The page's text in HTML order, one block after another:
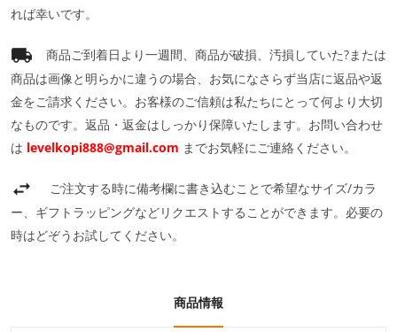
れば幸いです。
商品ご到着日より一週間、商品が破損、汚損していた?または
商品は画像と明らかに違うの場合、お気になさらず当店に返品や返
金をご請求ください。お客様のご信頼は私たちにとって何より大切
なものです。返品・返金はしっかり保障いたします。お問い合わせ
は levelkopi888@gmail.com までお気軽にご連絡ください。
ご注文する時に備考欄に書き込むことで希望なサイズ/カラ
ー、ギフトラッピングなどリクエストすることができます。必要の
時はどぞうお試してください。
商品情報